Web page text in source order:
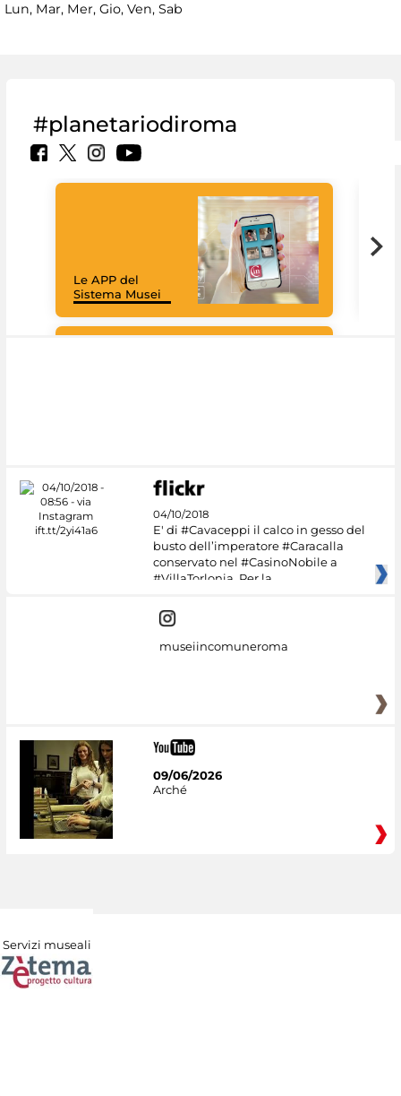
Lun, Mar, Mer, Gio, Ven, Sab
#planetariodiroma
Le APP del
Sistema Musei
04/10/2018
E' di #Cavaceppi il calco in gesso del
busto dell’imperatore #Caracalla
conservato nel #CasinoNobile a
#VillaTorlonia. Per la
museiincomuneroma
09/06/2026
Arché
Servizi museali